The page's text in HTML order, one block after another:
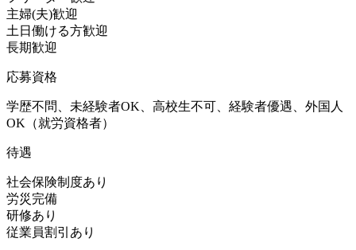
主婦(夫)歓迎
土日働ける方歓迎
長期歓迎
応募資格
学歴不問、未経験者OK、高校生不可、経験者優遇、外国人
OK（就労資格者）
待遇
社会保険制度あり
労災完備
研修あり
従業員割引あり